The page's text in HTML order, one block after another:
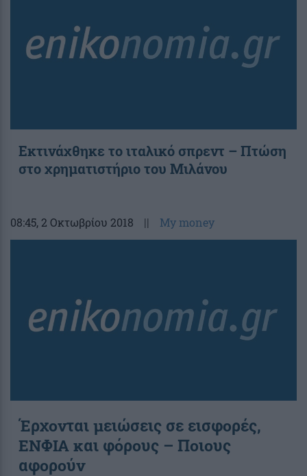
Εκτινάχθηκε το ιταλικό σπρεντ – Πτώση
στο χρηματιστήριο του Μιλάνου
08:45, 2 Οκτωβρίου 2018 || My money
Έρχονται μειώσεις σε εισφορές,
ΕΝΦΙΑ και φόρους – Ποιους
αφορούν